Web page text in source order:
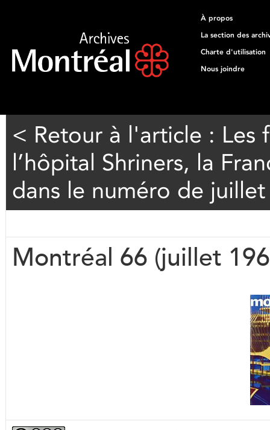
À propos
La section des
Charte d'utilisation
Nous joindre
< Retour à l'article : Les
l’hôpital Shriners, la
dans le numéro de
Montréal 66 (juillet